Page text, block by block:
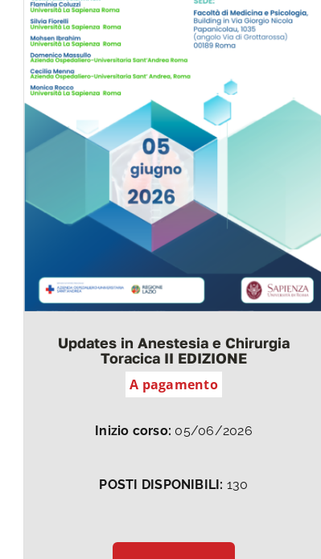
Updates in Anestesia e Chirurgia
Toracica II EDIZIONE
A pagamento
Inizio corso: 05/06/2026
POSTI DISPONIBILI: 130